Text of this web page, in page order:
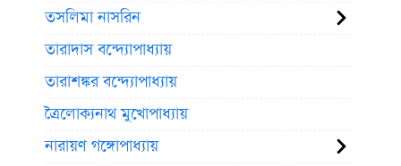
তসলিমা নাসরিন
তারাদাস বন্দ্যোপাধ্যায়
তারাশঙ্কর বন্দ্যোপাধ্যায়
ত্রৈলোক্যনাথ মুখোপাধ্যায়
নারায়ণ গঙ্গোপাধ্যায়